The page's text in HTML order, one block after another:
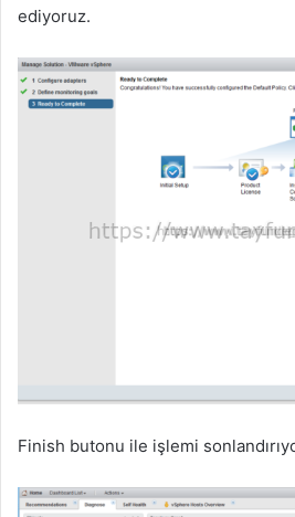
ediyoruz.
Finish butonu ile işlemi